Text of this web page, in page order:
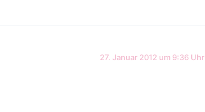
27. Januar 2012 um 9:36 Uhr